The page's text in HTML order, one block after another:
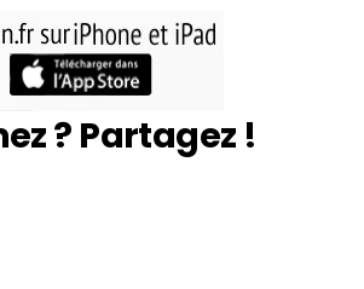
? Partagez !